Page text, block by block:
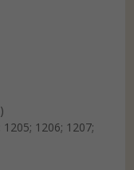
1206; 1207;